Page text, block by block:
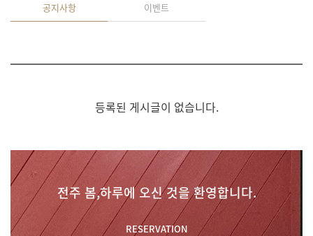
공지사항 이벤트
등록된 게시글이 없습니다.
전주 봄,하루에 오신 것을 환영합니다.
RESERVATION